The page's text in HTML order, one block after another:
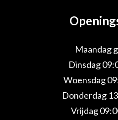
Maandag
Dinsdag
Woensdag
Donderdag
Vrijdag